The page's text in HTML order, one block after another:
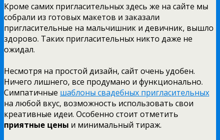
Кроме самих пригласительных здесь же на сайте мы
собрали из готовых макетов и заказали
пригласительные на мальчишник и девичник, вышло
здорово. Таких пригласительных никто даже не
ожидал.
Несмотря на простой дизайн, сайт очень удобен.
Ничего лишнего, все продумано и функционально.
Симпатичные шаблоны свадебных пригласительных
на любой вкус, возможность использовать свои
креативные идеи. Особенно стоит отметить
приятные цены и минимальный тираж.